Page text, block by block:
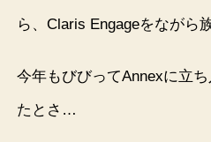
ら、Claris Engageをながら
今年もびびってAnnexに立
たとさ…